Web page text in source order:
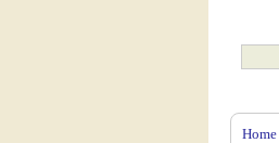
Home